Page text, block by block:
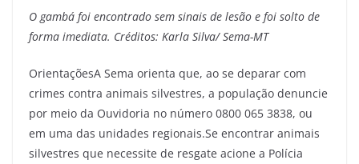
O gambá foi encontrado sem sinais de lesão e foi solto de
forma imediata. Créditos: Karla Silva/ Sema-MT
OrientaçõesA Sema orienta que, ao se deparar com
crimes contra animais silvestres, a população denuncie
por meio da Ouvidoria no número 0800 065 3838, ou
em uma das unidades regionais.Se encontrar animais
silvestres que necessite de resgate acione a Polícia